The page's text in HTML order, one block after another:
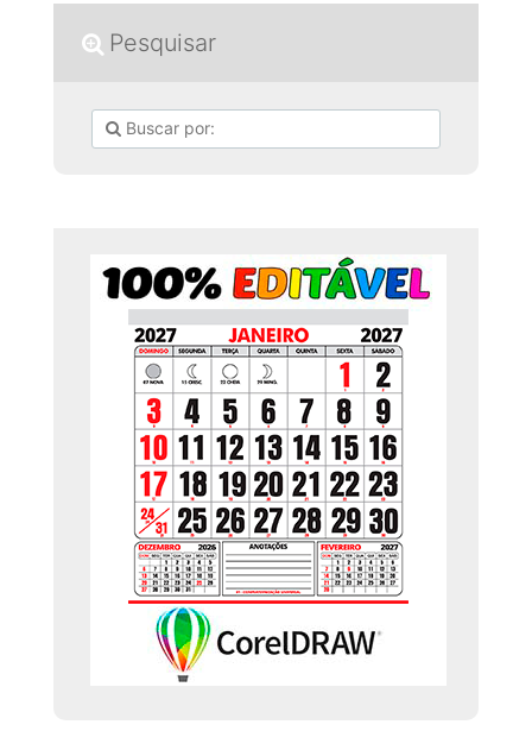
Pesquisar